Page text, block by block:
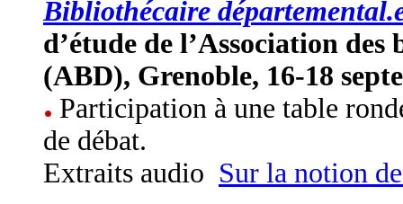
Bibliothécaire
d’étude de l’Association
(ABD), Grenoble, 16-18
Participation à une table
de débat.
Extraits audio Sur la notion